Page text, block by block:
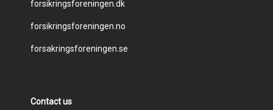
Footer
menu
forsikringsforeningen.dk
forsikringsforeningen.no
forsakringsforeningen.se
Contact us